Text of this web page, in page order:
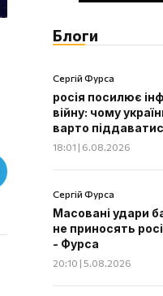
Блоги
Сергій Фурса
росія посилює
війну: чому
варто
18:01 | 6.08.2026
Сергій Фурса
Масовані удари
не приносять
- Фурса
20:10 | 5.08.2026